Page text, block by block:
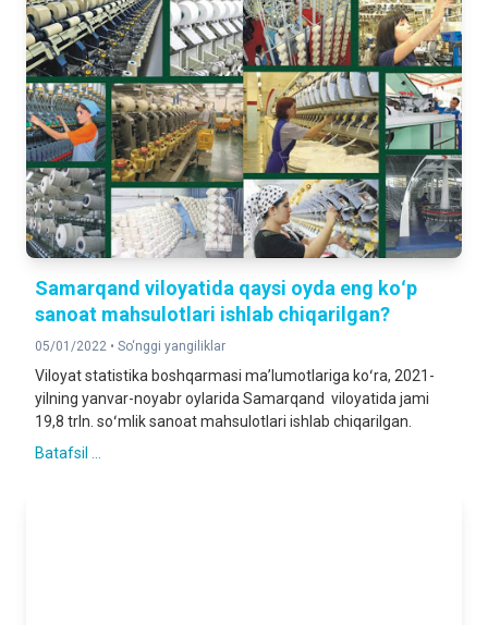
Samarqand viloyatida qaysi oyda eng koʻp
sanoat mahsulotlari ishlab chiqarilgan?
05/01/2022 • So‘nggi yangiliklar
Viloyat statistika boshqarmasi maʼlumotlariga koʻra, 2021-
yilning yanvar-noyabr oylarida Samarqand viloyatida jami
19,8 trln. soʻmlik sanoat mahsulotlari ishlab chiqarilgan.
Batafsil ...